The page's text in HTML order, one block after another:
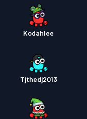
Kodahlee
Tjthedj2013